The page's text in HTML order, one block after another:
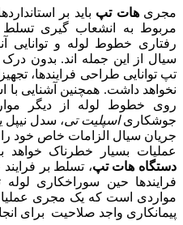
مجریهات تپ باید بر
مربوط به انشعاب گیری تسلط
رفتاری خطوط لوله و
سیال از این جمله اند. بدون
تپ توانایی طراحی فرایندها،
نخواهد داشت. همچنین آشنایی با
روی خطوط لوله از دیگر
جوشکاریاسپلیت تی، سدل
جریان سیال الزامات خاص خود
عملیات بسیار خطرناک خواهد
دستگاه هات تپ، تسلط بر
فرایندها حین سوراخکاری
مواردی است که یک مجری
پیمانکاری واجد صلاحیت برای